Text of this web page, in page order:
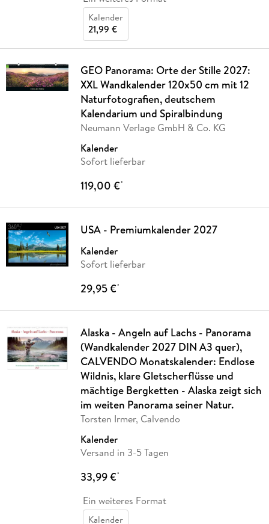
Kalender
21,99 €
GEO Panorama: Orte der Stille 2027:
XXL Wandkalender 120x50 cm mit 12
Naturfotografien, deutschem
Kalendarium und Spiralbindung
Neumann Verlage GmbH & Co. KG
Kalender
Sofort lieferbar
119,00 €*
USA - Premiumkalender 2027
Kalender
Sofort lieferbar
29,95 €*
Alaska - Angeln auf Lachs - Panorama
(Wandkalender 2027 DIN A3 quer),
CALVENDO Monatskalender: Endlose
Wildnis, klare Gletscherflüsse und
mächtige Bergketten - Alaska zeigt sich
im weiten Panorama seiner Natur.
Torsten Irmer, Calvendo
Kalender
Versand in 3-5 Tagen
33,99 €*
Ein weiteres Format
Kalender